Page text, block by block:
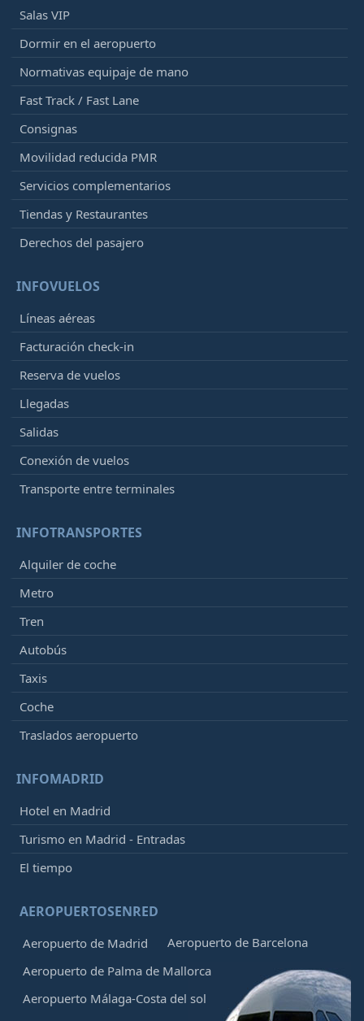
Salas VIP
Dormir en el aeropuerto
Normativas equipaje de mano
Fast Track / Fast Lane
Consignas
Movilidad reducida PMR
Servicios complementarios
Tiendas y Restaurantes
Derechos del pasajero
INFOVUELOS
Líneas aéreas
Facturación check-in
Reserva de vuelos
Llegadas
Salidas
Conexión de vuelos
Transporte entre terminales
INFOTRANSPORTES
Alquiler de coche
Metro
Tren
Autobús
Taxis
Coche
Traslados aeropuerto
INFOMADRID
Hotel en Madrid
Turismo en Madrid - Entradas
El tiempo
AEROPUERTOSENRED
Aeropuerto de Madrid
Aeropuerto de Barcelona
Aeropuerto de Palma de Mallorca
Aeropuerto Málaga-Costa del sol